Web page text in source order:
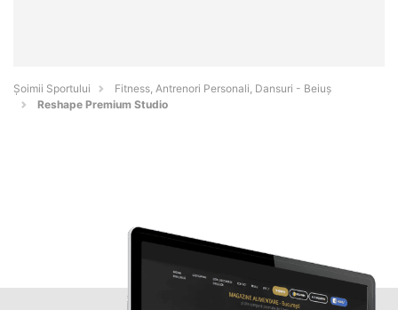
Șoimii Sportului
Fitness, Antrenori Personali, Dansuri - Beiuş
Reshape Premium Studio